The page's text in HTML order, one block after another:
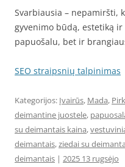
Svarbiausia – nepamiršti,
gyvenimo būdą, estetiką
papuošalu, bet ir
SEO straipsnių talpinimas
Kategorijos: Įvairūs, Mada,
deimantine juostele,
su deimantais kaina,
deimantais,ziedai su
deimantais | 2025 13 rugsėjo